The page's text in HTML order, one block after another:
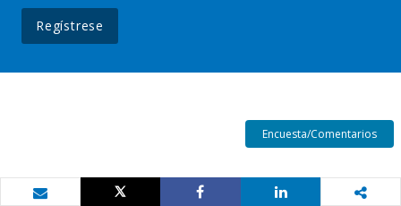
Regístrese
Encuesta/Comentarios